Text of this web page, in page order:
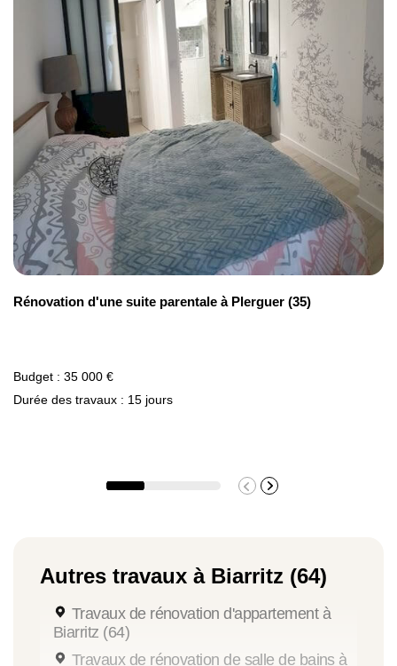
Rénovation d'une suite parentale à Plerguer (35)
Budget : 35 000 €
Durée des travaux : 15 jours
Autres travaux à Biarritz (64)
Travaux de rénovation d'appartement à
Biarritz (64)
Travaux de rénovation de salle de bains à